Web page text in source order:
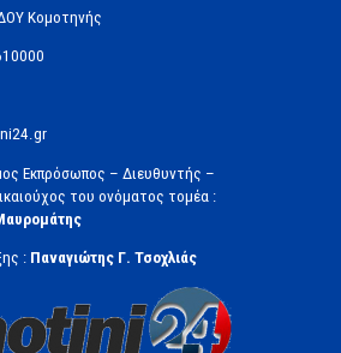
Κομοτηνής
Εκπρόσωπος – Διευθυντής –
του ονόματος τομέα :
: Παναγιώτης Γ. Τσοχλιάς